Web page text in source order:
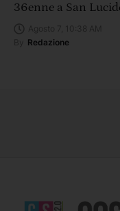
36enne a San
Redazione